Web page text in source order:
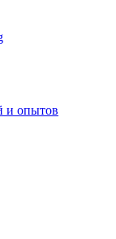
и опытов